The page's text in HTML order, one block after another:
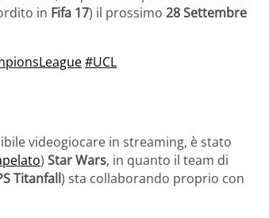
in Fifa 17) il prossimo 28 Settembre
#UCL
videogiocare in streaming, è stato
) Star Wars, in quanto il team di
Titanfall) sta collaborando proprio con